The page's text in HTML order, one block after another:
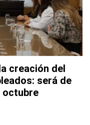
creación del
será de
octubre